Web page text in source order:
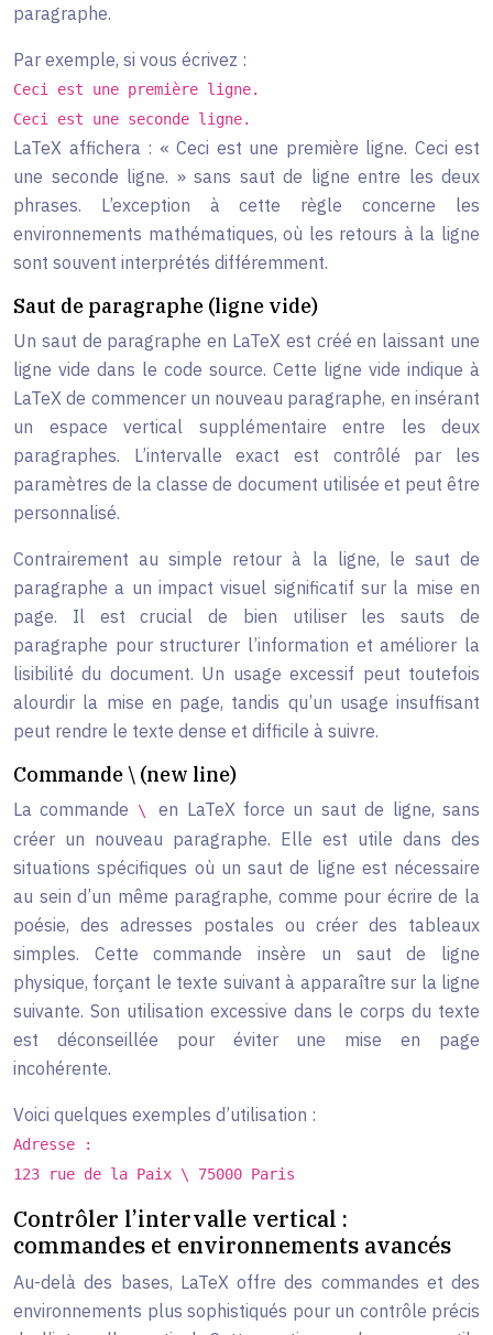
paragraphe.
Par exemple, si vous écrivez :
Ceci est une première ligne.
Ceci est une seconde ligne.
LaTeX affichera : « Ceci est une première ligne. Ceci est
une seconde ligne. » sans saut de ligne entre les deux
phrases. L’exception à cette règle concerne les
environnements mathématiques, où les retours à la ligne
sont souvent interprétés différemment.
Saut de paragraphe (ligne vide)
Un saut de paragraphe en LaTeX est créé en laissant une
ligne vide dans le code source. Cette ligne vide indique à
LaTeX de commencer un nouveau paragraphe, en insérant
un espace vertical supplémentaire entre les deux
paragraphes. L’intervalle exact est contrôlé par les
paramètres de la classe de document utilisée et peut être
personnalisé.
Contrairement au simple retour à la ligne, le saut de
paragraphe a un impact visuel significatif sur la mise en
page. Il est crucial de bien utiliser les sauts de
paragraphe pour structurer l’information et améliorer la
lisibilité du document. Un usage excessif peut toutefois
alourdir la mise en page, tandis qu’un usage insuffisant
peut rendre le texte dense et difficile à suivre.
Commande \ (new line)
La commande \en LaTeX force un saut de ligne, sans
créer un nouveau paragraphe. Elle est utile dans des
situations spécifiques où un saut de ligne est nécessaire
au sein d’un même paragraphe, comme pour écrire de la
poésie, des adresses postales ou créer des tableaux
simples. Cette commande insère un saut de ligne
physique, forçant le texte suivant à apparaître sur la ligne
suivante. Son utilisation excessive dans le corps du texte
est déconseillée pour éviter une mise en page
incohérente.
Voici quelques exemples d’utilisation :
Adresse :
123 rue de la Paix \ 75000 Paris
Contrôler l’intervalle vertical :
commandes et environnements avancés
Au-delà des bases, LaTeX offre des commandes et des
environnements plus sophistiqués pour un contrôle précis